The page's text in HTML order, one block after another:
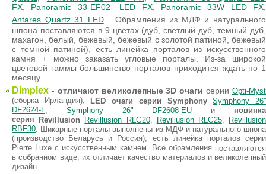
FX, Panoramic 33-EF02- LED FX, Panoramic 33W LED FX,
Antares Quartz 31 LED.
Обрамления из МДФ и натурального
шпона поставляются в 9 цветах (дуб, светлый дуб, темный дуб,
махагон, белый, бежевый, бежевый с золотой патиной, бежевый
с темной патиной), есть линейка порталов из искусственного
камня + можно заказать угловые порталы. Из-за широкой
цветовой гаммы большинство порталов приходится ждать по 1
месяцу.
Dimplex - отличают великолепные 3D очаги серииOpti-Myst
(сборка Ирландия), LED очаги серии Symphony Symphony 26''
DF2624-L, Symphony 26" DF2608-EU и новинка
серия Revillusion Revillusion RLG20, Revillusion RLG25, Revillusion
RBF30. Шикарные порталы выполнены из МДФ и натурального шпона
(производство Беларусь и Россия), есть линейка порталов серии
Pierre Luxe с искусственным камнем. Все обрамления поставляются
в собранном виде, их отличает качество материалов и великолепный
дизайн.